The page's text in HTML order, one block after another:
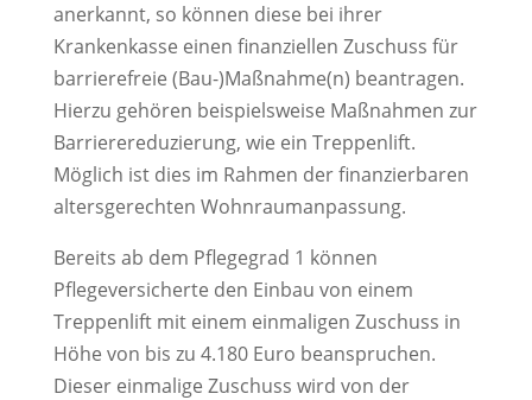
anerkannt, so können diese bei ihrer
Krankenkasse einen finanziellen Zuschuss für
barrierefreie (Bau-)Maßnahme(n) beantragen.
Hierzu gehören beispielsweise Maßnahmen zur
Barrierereduzierung, wie ein Treppenlift.
Möglich ist dies im Rahmen der finanzierbaren
altersgerechten Wohnraumanpassung.
Bereits ab dem Pflegegrad 1 können
Pflegeversicherte den Einbau von einem
Treppenlift mit einem einmaligen Zuschuss in
Höhe von bis zu 4.180 Euro beanspruchen.
Dieser einmalige Zuschuss wird von der